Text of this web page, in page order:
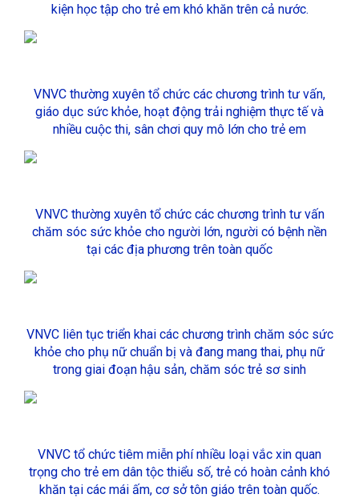
kiện học tập cho trẻ em khó khăn trên cả nước.
VNVC thường xuyên tổ chức các chương trình tư vấn,
giáo dục sức khỏe, hoạt động trải nghiệm thực tế và
nhiều cuộc thi, sân chơi quy mô lớn cho trẻ em
VNVC thường xuyên tổ chức các chương trình tư vấn
chăm sóc sức khỏe cho người lớn, người có bệnh nền
tại các địa phương trên toàn quốc
VNVC liên tục triển khai các chương trình chăm sóc sức
khỏe cho phụ nữ chuẩn bị và đang mang thai, phụ nữ
trong giai đoạn hậu sản, chăm sóc trẻ sơ sinh
VNVC tổ chức tiêm miễn phí nhiều loại vắc xin quan
trọng cho trẻ em dân tộc thiểu số, trẻ có hoàn cảnh khó
khăn tại các mái ấm, cơ sở tôn giáo trên toàn quốc.